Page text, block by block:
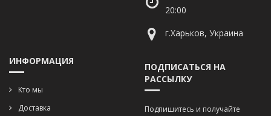
20:00
г.Харьков, Украина
ИНФОРМАЦИЯ
Кто мы
Доставка
ПОДПИСАТЬСЯ НА
РАССЫЛКУ
Подпишитесь и получайте